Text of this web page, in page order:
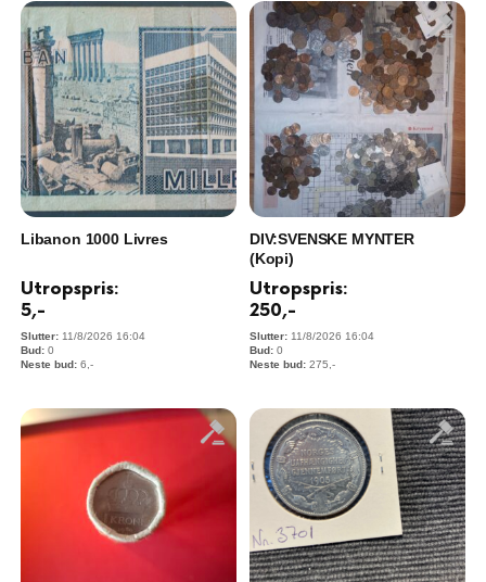
Libanon 1000 Livres
Utropspris:
5,-
11/8/2026 16:04
0
6 ,-
DIV:SVENSKE MYNTER
(Kopi)
Utropspris:
250,-
11/8/2026 16:04
0
275 ,-